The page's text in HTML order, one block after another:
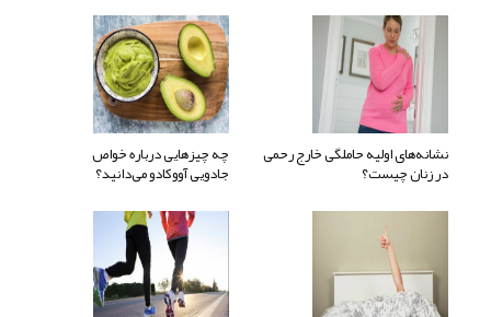
نشانه‌های اولیه حاملگی خارج رحمی
در زنان چیست؟
چه چیزهایی درباره خواص
جادویی آووکادو می‌دانید؟